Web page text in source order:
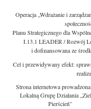
Operacja „Wdrażanie i
Planu Strategicznego dla
I.13.1 LEADER / Rozwój
i dofinansowana ze
Cel i przewidywany efekt:
Strona internetowa
Lokalną Grupę Działania
Pierścień”